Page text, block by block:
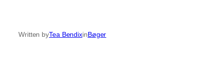
Written byTea BendixinBøger